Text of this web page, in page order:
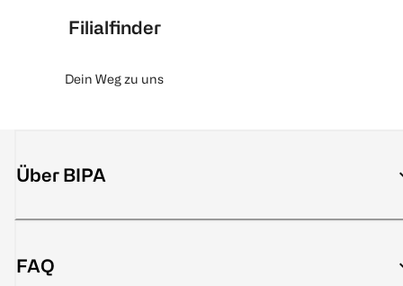
Filialfinder
Dein Weg zu uns
Über BIPA
FAQ